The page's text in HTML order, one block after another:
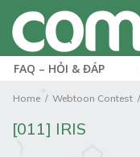
FAQ – HỎI & ĐÁP
Home Webtoon Contest
[011] IRIS